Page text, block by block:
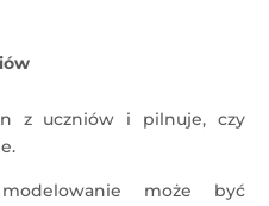
z uczniów i pilnuje, czy
może być